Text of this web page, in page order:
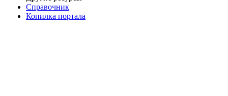
Справочник
Копилка портала